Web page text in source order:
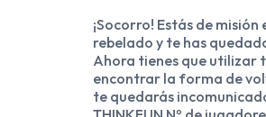
¡Socorro! Estás de
rebelado y te has
Ahora tienes que utilizar
encontrar la forma de
te quedarás